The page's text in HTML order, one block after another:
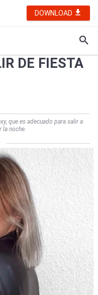
DOWNLOAD
DE FIESTA
que es adecuado para salir a
la noche.